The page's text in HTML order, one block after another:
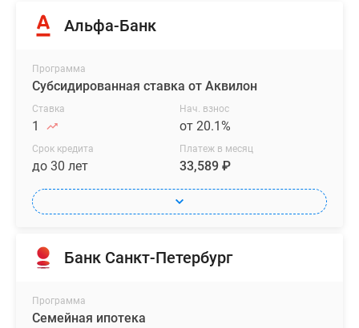
Альфа-Банк
Программа
Субсидированная ставка от Аквилон
Ставка
1
Нач. взнос
от 20.1%
Срок кредита
до 30 лет
Платеж в месяц
33,589 ₽
Банк Санкт-Петербург
Программа
Семейная ипотека